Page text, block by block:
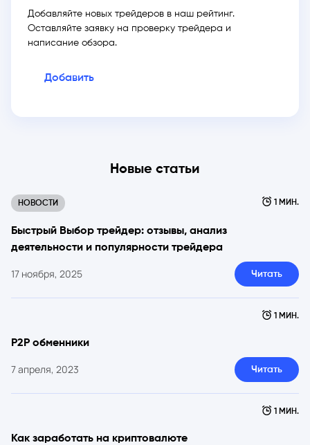
Добавляйте новых трейдеров в наш рейтинг.
Оставляйте заявку на проверку трейдера и
написание обзора.
Добавить
Новые статьи
НОВОСТИ 1 МИН.
Быстрый Выбор трейдер: отзывы, анализ
деятельности и популярности трейдера
17 ноября, 2025 Читать
1 МИН.
P2P обменники
7 апреля, 2023 Читать
1 МИН.
Как заработать на криптовалюте